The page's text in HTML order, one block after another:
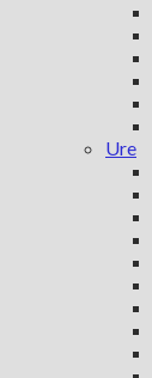
Ure